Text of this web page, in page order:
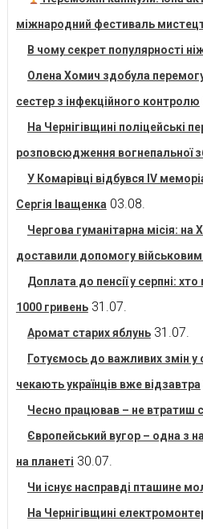
міжнародний фестиваль
В чому секрет популярності
Олена Хомич здобула перемогу
сестер з інфекційного контролю
На Чернігівщині поліцейські
розповсюдження вогнепальної
У Комарівці відбувся IV
Сергія Іващенка 03.08.
Чергова гуманітарна місія: на
доставили допомогу військовим
Доплата до пенсії у серпні:
1000 гривень 31.07.
Аромат старих яблунь 31.07.
Готуємось до важливих змін у
чекають українців вже відзавтра
Чесно працював – не втратиш
Європейський вугор – одна з
на планеті 30.07.
Чи існує насправді пташине
На Чернігівщині